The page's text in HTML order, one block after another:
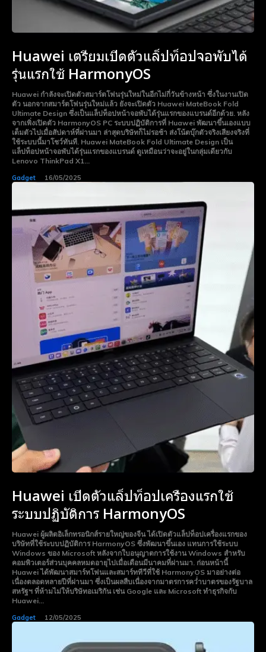
Huawei เตรียมเปิดตัวแล็ปท็อปจอพับได้
รุ่นแรกใช้ HarmonyOS
Huawei กำลังจะเปิดตัวสมาร์ตโฟนรุ่นใหม่ในอีกไม่กี่วันข้างหน้า ซึ่งในงานเปิด
ตัว นอกจากสมาร์ตโฟนรุ่นใหม่แล้ว ยังจะเปิดตัว Huawei MateBook Fold
Ultimate Design ซึ่งเป็นแล็ปท็อปหน้าจอพับได้รุ่นแรกของแบรนด์อีกด้วย. หลัง
จากเพิ่งเปิดตัว HarmonyOS PC ระบบปฏิบัติการที่ Huawei พัฒนาขึ้นเองแบบ
เต็มตัวไปเมื่อสัปดาห์ที่ผ่านมา ล่าสุดบริษัทก็ไม่รอช้า ส่งโน้ตบุ๊กตัวจริงเสียงจริงที่
ใช้ระบบนี้มาโชว์ทันที. Huawei MateBook Fold Ultimate Design เป็น
แล็ปท็อปหน้าจอพับได้รุ่นแรกของแบรนด์ ดูเหมือนว่าจะอยู่ในกลุ่มเดียวกับ
Lenovo ThinkPad X1...
Gadget 16/05/2025
Huawei เปิดตัวแล็ปท็อปเครื่องแรกใช้
ระบบปฏิบัติการ HarmonyOS
Huawei ผู้ผลิตอิเล็กทรอนิกส์รายใหญ่ของจีน ได้เปิดตัวแล็ปท็อปเครื่องแรกของ
บริษัทที่ใช้ระบบปฏิบัติการ HarmonyOS ซึ่งพัฒนาขึ้นเอง แทนการใช้ระบบ
Windows ของ Microsoft หลังจากใบอนุญาตการใช้งาน Windows สำหรับ
คอมพิวเตอร์ส่วนบุคคลหมดอายุไปเมื่อเดือนมีนาคมที่ผ่านมา. ก่อนหน้านี้
Huawei ได้พัฒนาสมาร์ทโฟนและสมาร์ททีวีที่ใช้ HarmonyOS มาอย่างต่อ
เนื่องตลอดหลายปีที่ผ่านมา ซึ่งเป็นผลสืบเนื่องจากมาตรการคว่ำบาตรของรัฐบาล
สหรัฐฯ ที่ห้ามไม่ให้บริษัทอเมริกัน เช่น Google และ Microsoft ทำธุรกิจกับ
Huawei...
Gadget 12/05/2025